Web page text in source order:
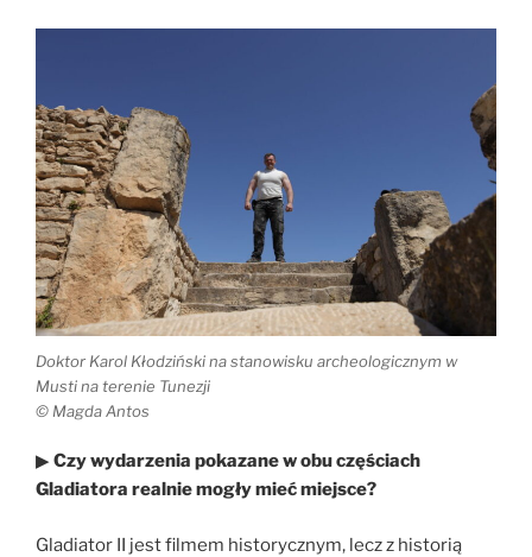
Doktor Karol Kłodziński na stanowisku archeologicznym w
Musti na terenie Tunezji
© Magda Antos
▶ Czy wydarzenia pokazane w obu częściach
Gladiatora realnie mogły mieć miejsce?
Gladiator II jest filmem historycznym, lecz z historią